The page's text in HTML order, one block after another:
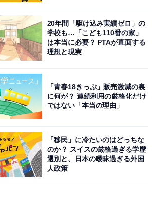
20年間「駆け込み実績ゼロ」の
学校も…「こども110番の家」
は本当に必要？ PTAが直面する
理想と現実
「青春18きっぷ」販売激減の裏
に何が？ 連続利用の厳格化だけ
ではない「本当の理由」
「移民」に冷たいのはどっちな
のか？ スイスの厳格過ぎる学歴
選別と、日本の曖昧過ぎる外国
人政策